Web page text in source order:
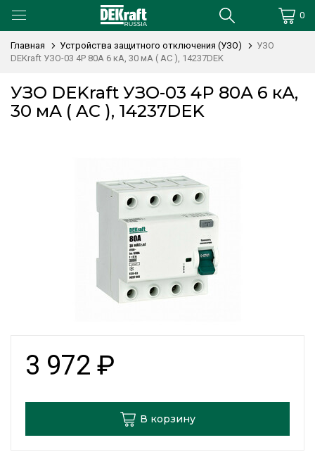
0
Главная Устройства защитного отключения (УЗО)
УЗО
DEKraft УЗО-03 4P 80А 6 кА, 30 мА ( AC ), 14237DEK
УЗО DEKraft УЗО-03 4P 80А 6 кА,
30 мА ( AC ), 14237DEK
3 972 ₽
В корзину